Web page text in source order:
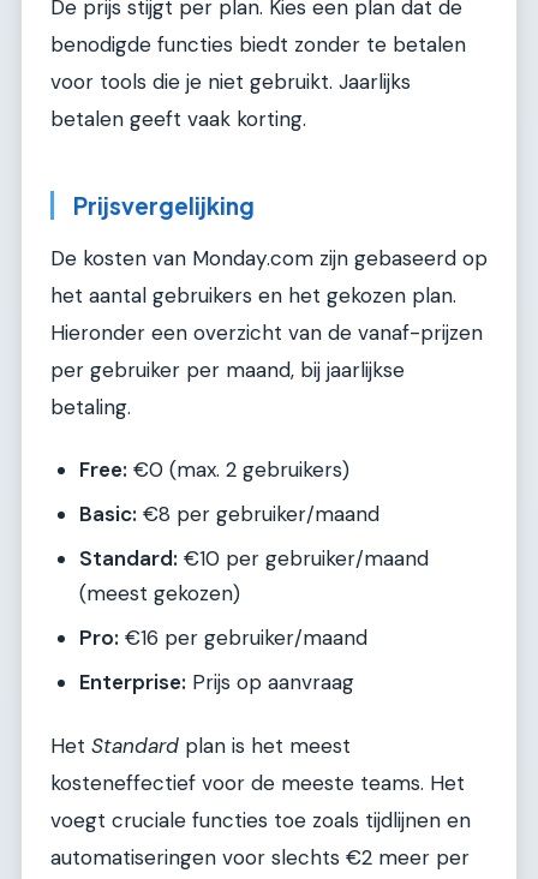
De prijs stijgt per plan. Kies een plan dat de
benodigde functies biedt zonder te betalen
voor tools die je niet gebruikt. Jaarlijks
betalen geeft vaak korting.
Prijsvergelijking
De kosten van Monday.com zijn gebaseerd op
het aantal gebruikers en het gekozen plan.
Hieronder een overzicht van de vanaf-prijzen
per gebruiker per maand, bij jaarlijkse
betaling.
Free: €0 (max. 2 gebruikers)
Basic: €8 per gebruiker/maand
Standard: €10 per gebruiker/maand
(meest gekozen)
Pro: €16 per gebruiker/maand
Enterprise: Prijs op aanvraag
Het Standard plan is het meest
kosteneffectief voor de meeste teams. Het
voegt cruciale functies toe zoals tijdlijnen en
automatiseringen voor slechts €2 meer per